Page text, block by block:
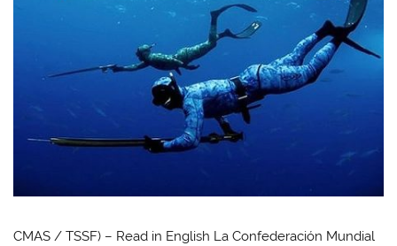
CMAS / TSSF) – Read in English La Confederación Mundial